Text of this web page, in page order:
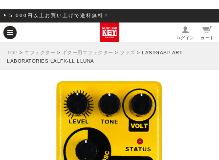
5,000円以上お買い上げで送料無料！
ログイン カート
TOP > エフェクター > ギター用エフェクター > ファズ > LASTGASP ART
LABORATORIES LALFX-LL LLUNA